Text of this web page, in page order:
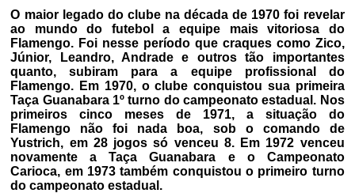
O maior legado do clube na década de 1970 foi revelar
ao mundo do futebol a equipe mais vitoriosa do
Flamengo. Foi nesse período que craques como Zico,
Júnior, Leandro, Andrade e outros tão importantes
quanto, subiram para a equipe profissional do
Flamengo. Em 1970, o clube conquistou sua primeira
Taça Guanabara 1º turno do campeonato estadual. Nos
primeiros cinco meses de 1971, a situação do
Flamengo não foi nada boa, sob o comando de
Yustrich, em 28 jogos só venceu 8. Em 1972 venceu
novamente a Taça Guanabara e o Campeonato
Carioca, em 1973 também conquistou o primeiro turno
do campeonato estadual.